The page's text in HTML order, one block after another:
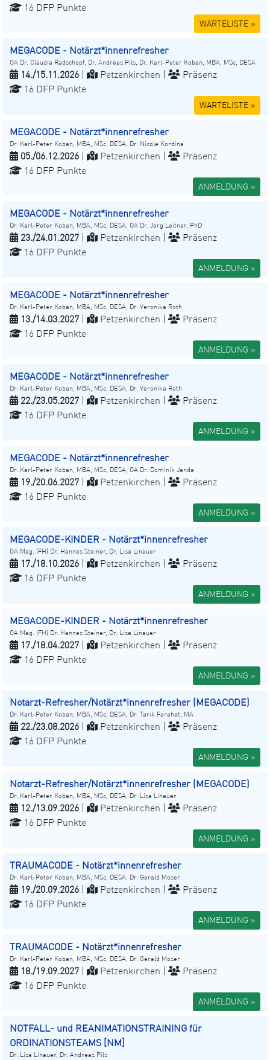
16 DFP Punkte
WARTELISTE »
MEGACODE - Notärzt*innenrefresher
OA Dr. Claudia Radschopf, Dr. Andreas Pils, Dr. Karl-Peter Koban, MBA, MSc, DESA
14./15.11.2026 Petzenkirchen |
Präsenz
16 DFP Punkte
WARTELISTE »
MEGACODE - Notärzt*innenrefresher
Dr. Karl-Peter Koban, MBA, MSc, DESA, Dr. Nicole Kordina
05./06.12.2026 Petzenkirchen |
Präsenz
16 DFP Punkte
ANMELDUNG »
MEGACODE - Notärzt*innenrefresher
Dr. Karl-Peter Koban, MBA, MSc, DESA, OA Dr. Jörg Leitner, PhD
23./24.01.2027 Petzenkirchen |
Präsenz
16 DFP Punkte
ANMELDUNG »
MEGACODE - Notärzt*innenrefresher
Dr. Karl-Peter Koban, MBA, MSc, DESA, Dr. Veronika Roth
13./14.03.2027 Petzenkirchen |
Präsenz
16 DFP Punkte
ANMELDUNG »
MEGACODE - Notärzt*innenrefresher
Dr. Karl-Peter Koban, MBA, MSc, DESA, Dr. Veronika Roth
22./23.05.2027 Petzenkirchen |
Präsenz
16 DFP Punkte
ANMELDUNG »
MEGACODE - Notärzt*innenrefresher
Dr. Karl-Peter Koban, MBA, MSc, DESA, OA Dr. Dominik Janda
19./20.06.2027 Petzenkirchen |
Präsenz
16 DFP Punkte
ANMELDUNG »
MEGACODE-KINDER - Notärzt*innenrefresher
OA Mag. (FH) Dr. Hannes Steiner, Dr. Lisa Linauer
17./18.10.2026 Petzenkirchen |
Präsenz
16 DFP Punkte
ANMELDUNG »
MEGACODE-KINDER - Notärzt*innenrefresher
OA Mag. (FH) Dr. Hannes Steiner, Dr. Lisa Linauer
17./18.04.2027 Petzenkirchen |
Präsenz
16 DFP Punkte
ANMELDUNG »
Notarzt-Refresher/Notärzt*innenrefresher (MEGACODE)
Dr. Karl-Peter Koban, MBA, MSc, DESA, Dr. Tarik Farahat, MA
22./23.08.2026 Petzenkirchen |
Präsenz
16 DFP Punkte
ANMELDUNG »
Notarzt-Refresher/Notärzt*innenrefresher (MEGACODE)
Dr. Karl-Peter Koban, MBA, MSc, DESA, Dr. Lisa Linauer
12./13.09.2026 Petzenkirchen |
Präsenz
16 DFP Punkte
ANMELDUNG »
TRAUMACODE - Notärzt*innenrefresher
Dr. Karl-Peter Koban, MBA, MSc, DESA, Dr. Gerald Moser
19./20.09.2026 Petzenkirchen |
Präsenz
16 DFP Punkte
ANMELDUNG »
TRAUMACODE - Notärzt*innenrefresher
Dr. Karl-Peter Koban, MBA, MSc, DESA, Dr. Gerald Moser
18./19.09.2027 Petzenkirchen |
Präsenz
16 DFP Punkte
ANMELDUNG »
NOTFALL- und REANIMATIONSTRAINING für
ORDINATIONSTEAMS [NM]
Dr. Lisa Linauer, Dr. Andreas Pils